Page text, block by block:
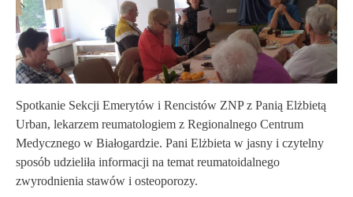
Spotkanie Sekcji Emerytów i Rencistów ZNP z Panią Elżbietą
Urban, lekarzem reumatologiem z Regionalnego Centrum
Medycznego w Białogardzie. Pani Elżbieta w jasny i czytelny
sposób udzieliła informacji na temat reumatoidalnego
zwyrodnienia stawów i osteoporozy.